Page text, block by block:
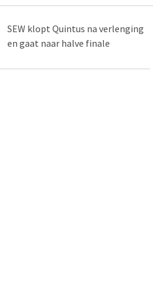
SEW klopt Quintus na verlenging
en gaat naar halve finale